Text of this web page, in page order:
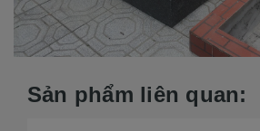
Sản phẩm liên quan: